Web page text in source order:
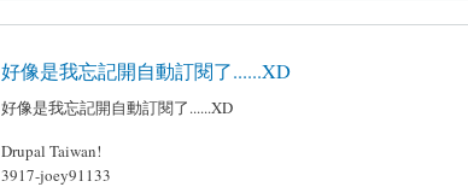
好像是我忘記開自動訂閱了......XD
好像是我忘記開自動訂閱了......XD
Drupal Taiwan!
3917-joey91133